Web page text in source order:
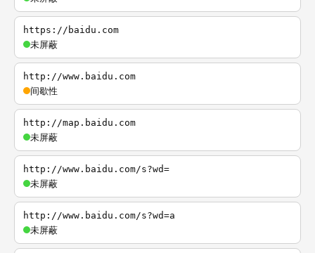
https://baidu.com
未屏蔽
http://www.baidu.com
间歇性
http://map.baidu.com
未屏蔽
http://www.baidu.com/s?wd=
未屏蔽
http://www.baidu.com/s?wd=a
未屏蔽